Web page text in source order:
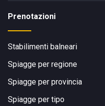
Prenotazioni
Stabilimenti balneari
Spiagge per regione
Spiagge per provincia
Spiagge per tipo